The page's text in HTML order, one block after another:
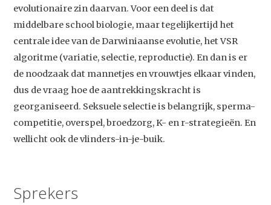
evolutionaire zin daarvan. Voor een deel is dat
middelbare school biologie, maar tegelijkertijd het
centrale idee van de Darwiniaanse evolutie, het VSR
algoritme (variatie, selectie, reproductie). En dan is er
de noodzaak dat mannetjes en vrouwtjes elkaar vinden,
dus de vraag hoe de aantrekkingskracht is
georganiseerd. Seksuele selectie is belangrijk, sperma-
competitie, overspel, broedzorg, K- en r-strategieën. En
wellicht ook de vlinders-in-je-buik.
Sprekers